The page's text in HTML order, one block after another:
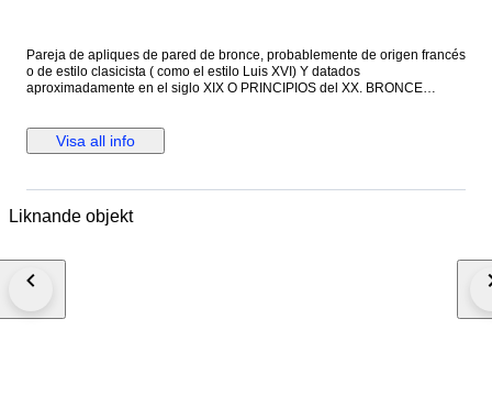
Pareja de apliques de pared de bronce, probablemente de origen francés
o de estilo clasicista ( como el estilo Luis XVI) Y datados
aproximadamente en el siglo XIX O PRINCIPIOS del XX. BRONCE
decorados con motivos ornamentales que incluye elementos vegetales y
formas arquitectónicas clásicas. Son piezas diseñadas para ser
espejos ,cuadros o puertas en interiores elegantes.
Visa all info
Liknande objekt